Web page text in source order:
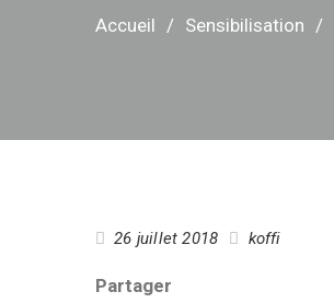
Accueil Sensibilisation
26 juillet 2018 koffi
Partager